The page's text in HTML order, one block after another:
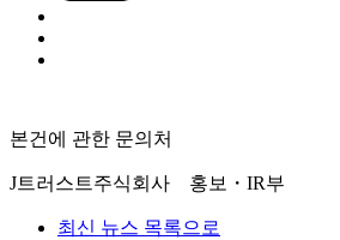
본건에 관한 문의처
J트러스트주식회사 홍보・IR부
최신 뉴스 목록으로